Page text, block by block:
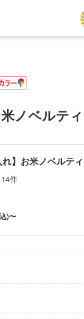
ノベルテ
れ】お米ノベルテ
14件
)〜